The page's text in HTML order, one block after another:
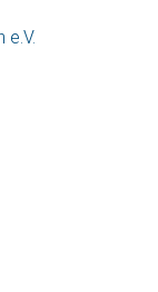
e.V.